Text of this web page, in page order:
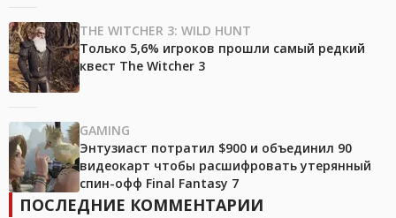
THE WITCHER 3: WILD HUNT
Только 5,6% игроков прошли самый редкий
квест The Witcher 3
GAMING
Энтузиаст потратил $900 и объединил 90
видеокарт чтобы расшифровать утерянный
спин-офф Final Fantasy 7
ПОСЛЕДНИЕ КОММЕНТАРИИ